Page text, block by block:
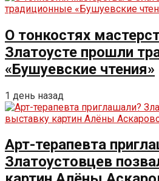
О тонкостях
Златоусте прошли
«Бушуевские чтения»
1 день назад
Арт-терапевта
Златоустовцев